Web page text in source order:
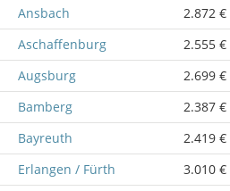
Ansbach 2.872 €
Aschaffenburg
2.555 €
Augsburg
2.699 €
Bamberg
2.387 €
Bayreuth
2.419 €
Erlangen / Fürth
3.010 €